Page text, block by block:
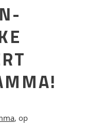
, op